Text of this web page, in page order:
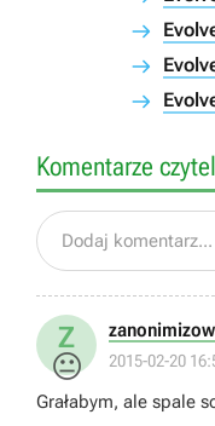
Komentarze
Dodaj komentarz...
Z
😐 2015-02-20
Grałabym, ale spale